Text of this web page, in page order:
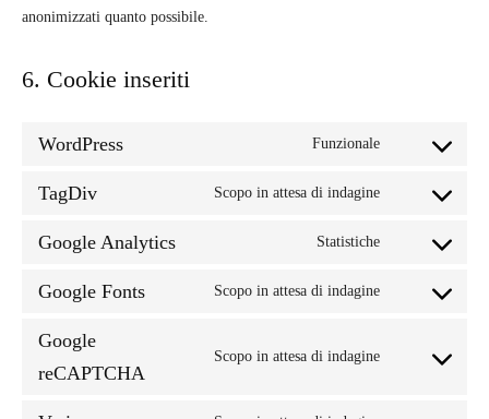
anonimizzati quanto possibile.
6. Cookie inseriti
WordPress
Funzionale
Consent
wordpress
TagDiv
Scopo in attesa di indagine
Consent
tagdiv
Google Analytics
Statistiche
Consent
analytics
Google Fonts
Scopo in attesa di indagine
Consent
service
Google
reCAPTCHA
Scopo in attesa di indagine
Consent